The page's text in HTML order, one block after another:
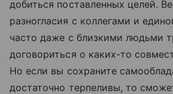
добиться поставленных целей.
разногласия с коллегами и
часто даже с близкими людьми
договориться о каких-то
Но если вы сохраните
достаточно терпеливы, то